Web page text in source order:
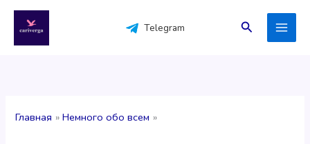
содержимому
Telegram Поиск
Главная Немного обо всем